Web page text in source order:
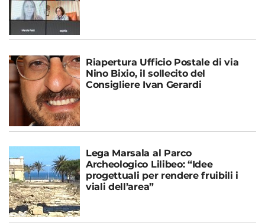
Riapertura Ufficio Postale di via
Nino Bixio, il sollecito del
Consigliere Ivan Gerardi
Lega Marsala al Parco
Archeologico Lilibeo: “Idee
progettuali per rendere fruibili i
viali dell’area”